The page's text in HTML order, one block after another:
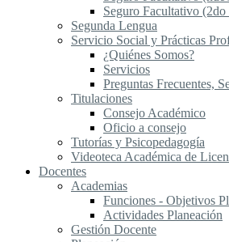
Seguro Facultativo (2do
Segunda Lengua
S​ervicio Social y Prácticas
¿Quiénes Somos?
Servicios
Preguntas Frecuentes,
Titulaciones
Consejo Académico
Oficio a consejo
Tutorías y Psicopedagogía
Videoteca Académica de
Docentes
Academias
Funciones - Objetivos
Actividades Planeación
Gestión Docente